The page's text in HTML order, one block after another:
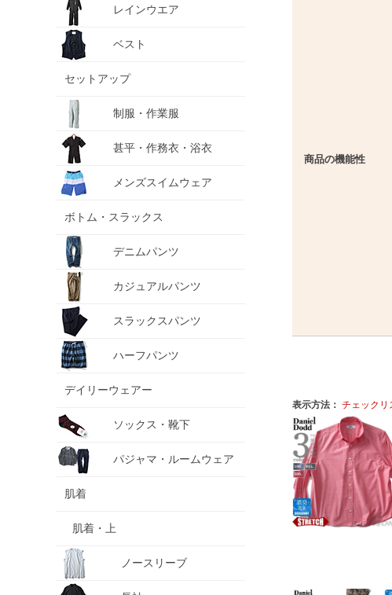
レインウエア
ベスト
セットアップ
制服・作業服
甚平・作務衣・浴衣
メンズスイムウェア
ボトム・スラックス
デニムパンツ
カジュアルパンツ
スラックスパンツ
ハーフパンツ
デイリーウェアー
ソックス・靴下
パジャマ・ルームウェア
肌着
肌着・上
ノースリーブ
商品の機能性
表示方法： チェックリ